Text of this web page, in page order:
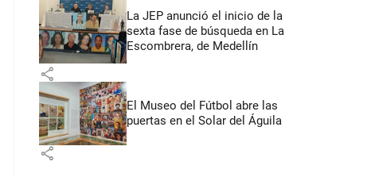
La JEP anunció el inicio de la
sexta fase de búsqueda en La
Escombrera, de Medellín
share
El Museo del Fútbol abre las
puertas en el Solar del Águila
share